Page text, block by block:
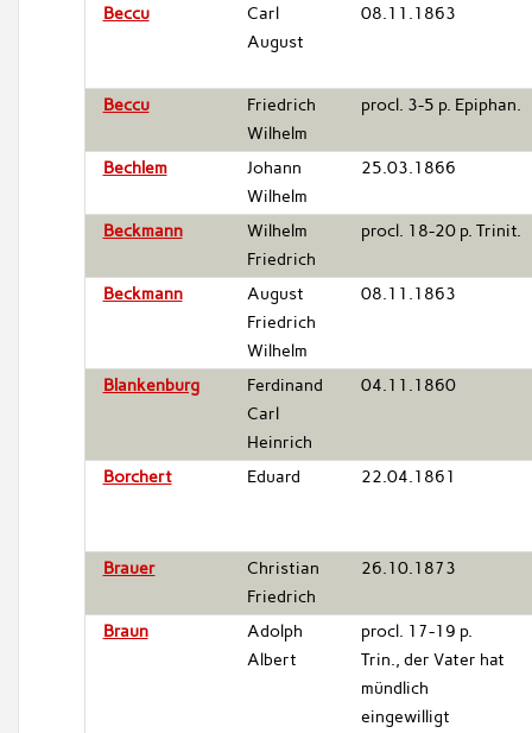
Beccu
Carl
August
08.11.1863
Beccu
Friedrich
Wilhelm
procl. 3-5 p. Epiphan.
Bechlem
Johann
Wilhelm
25.03.1866
Beckmann
Wilhelm
Friedrich
procl. 18-20 p. Trinit.
Beckmann
August
Friedrich
Wilhelm
08.11.1863
Blankenburg
Ferdinand
Carl
Heinrich
04.11.1860
Borchert Eduard 22.04.1861
Brauer
Christian
Friedrich
26.10.1873
Braun
Adolph
Albert
procl. 17-19 p.
Trin., der Vater hat
mündlich
eingewilligt